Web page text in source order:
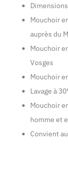
Mouchoir
auprès du
Mouchoir
Vosges
Mouchoir
Lavage à
Mouchoir
homme et
Convient